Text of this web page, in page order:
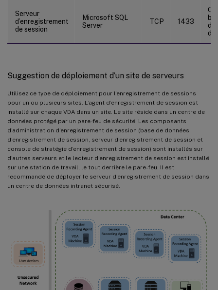
Serveur
d’enregistrement
de session
Microsoft SQL
Server
TCP 1433
de
Suggestion de déploiement d’un site de serveurs
Utilisez ce type de déploiement pour l’enregistrement de sessions
pour un ou plusieurs sites. L’agent d’enregistrement de session est
installé sur chaque VDA dans un site. Le site réside dans un centre de
données protégé par un pare-feu de sécurité. Les composants
d’administration d’enregistrement de session (base de données
d’enregistrement de session, serveur d’enregistrement de session et
console de stratégie d’enregistrement de session) sont installés sur
d’autres serveurs et le lecteur d’enregistrement de session est installé
sur une station de travail, le tout derrière le pare-feu. Il est
recommandé de déployer le serveur d’enregistrement de session dans
un centre de données intranet sécurisé.